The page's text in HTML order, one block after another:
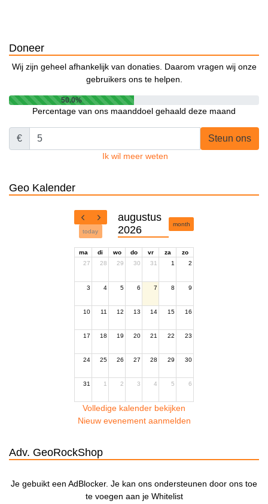
Doneer
Wij zijn geheel afhankelijk van donaties. Daarom vragen wij onze
gebruikers ons te helpen.
50.0%
Percentage van ons maanddoel gehaald deze maand
€ Steun ons
Ik wil meer weten
Geo Kalender
today
augustus
2026
month
ma di wo do vr za
zo
27
28 29 30 31 1 2
3 4 5 6 7 8 9
10 11 12 13 14 15 16
17 18 19 20 21 22 23
24 25 26 27 28 29 30
31 1 2 3 4 5 6
Volledige kalender bekijken
Nieuw evenement aanmelden
Adv. GeoRockShop
Je gebuikt een AdBlocker. Je kan ons ondersteunen door ons toe
te voegen aan je Whitelist